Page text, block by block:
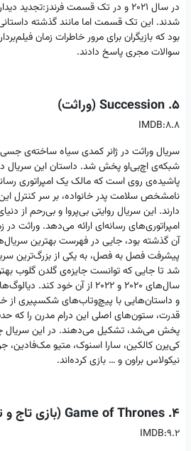
در سال ۲۰۲۱ و در تک قسمت فرندز:تجدید
شدند. این تک قسمت اما مانند گذشته
بود که بازیگران برای مرور خاطرات زمان
سوالات مجری پاسخ دادند.
5. Succession (وراثت)
IMDB:8.8
شبکه‌ی اچ‌بی‌او پخش شد. داستان این سریال
پاشیده‌ی روی است که مالک یک امپراتوری
نامشخص سلامت پدر خانواده، بر سر کنترل
دارند. این سریال روایتی بی‌پروا و بی‌رحم از
امپراتوری‌های رسانه‌ای ارائه می‌دهد. وراثت
آن گذشته بود، جایی در فهرست بهترین
پیشرفت فصل به فصل، به یکی از بزرگ‌ترین
شد تا جایی که توانست جایزه‌ی گلدن گلوب
سال‌های 2020 و 2022 از آن خود
و داستان‌هایی با پیچ‌وتاب‌های شکسپیری از
پخش می‌شد، تشکیل می‌دهند. در این سریال
کی‌یرن کالکین، سارا اسنوک، متیو مک‌فادین،
نیکولاس براون و … بازی کرده‌اند.
4. Game of Thrones (بازی تاج و تخت)
IMDB:9.2